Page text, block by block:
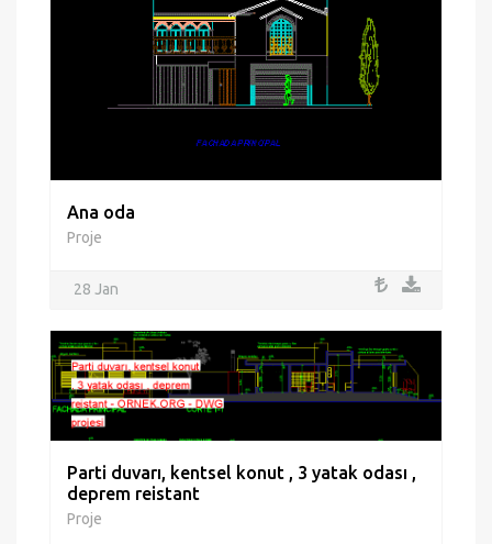
Ana oda
Proje
28 Jan
Parti duvarı, kentsel konut , 3 yatak odası ,
deprem reistant
Proje